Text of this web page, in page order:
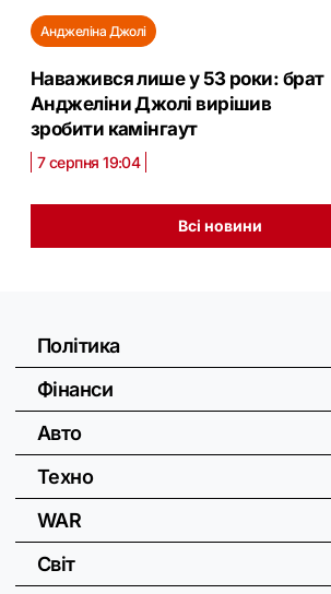
Анджеліна Джолі
Наважився лише у 53 роки: брат
Анджеліни Джолі вирішив
зробити камінгаут
7 серпня 19:04
Всі новини
Політика
Фінанси
Авто
Техно
WAR
Світ